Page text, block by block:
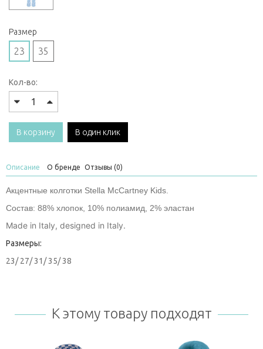
Размер
23 35
Кол-во:
В корзину В один клик
Описание О бренде Отзывы (0)
Акцентные колготки Stella McCartney Kids.
Состав: 88% хлопок, 10% полиамид, 2% эластан
Made in Italy, designed in Italy.
Размеры:
23/ 27/ 31/ 35/ 38
К этому товару подходят